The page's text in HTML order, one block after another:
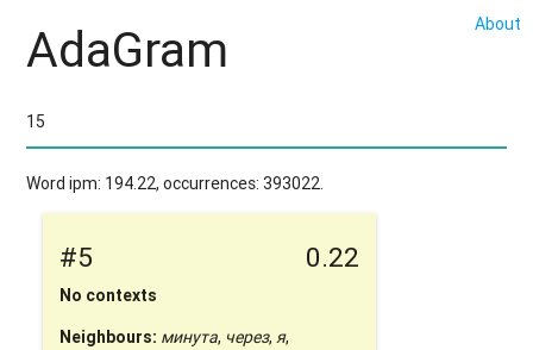
About
AdaGram
Word ipm: 194.22, occurrences: 393022.
#5 0.22
No contexts
Neighbours: минута, через,я,